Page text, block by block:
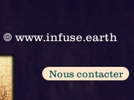
𖣠 www.infuse.earth
Nous contacter